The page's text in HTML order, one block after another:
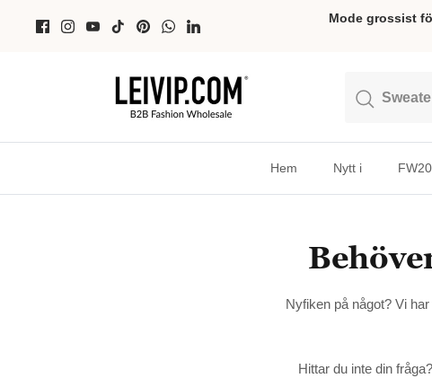
Mode grossist
Hem Nytt i
Nyfiken på något? Vi
Hittar du inte din